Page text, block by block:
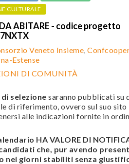
CULTURALE
ABITARE - codice progetto
Veneto Insieme,
Estense
DI COMUNITÀ
selezione saranno pubblicati su
di riferimento, ovvero sul suo
alle indicazioni fornite in
HA VALORE DI
che, pur avendo
nei giorni stabiliti senza